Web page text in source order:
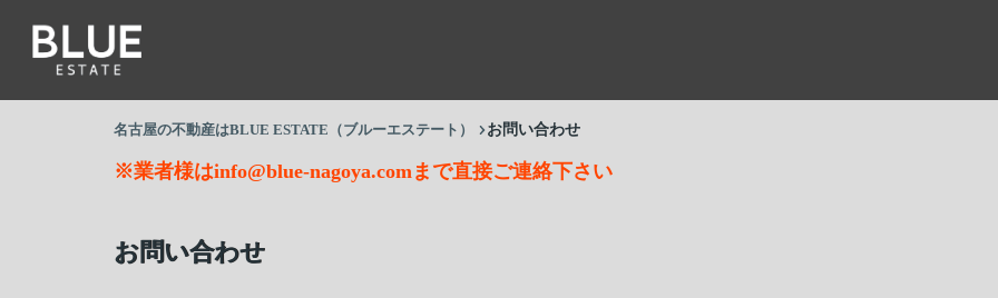
名古屋の不動産はBLUE ESTATE（ブルーエステート） お問い合わせ
※業者様はinfo@blue-nagoya.comまで直接ご連絡下さい
お問い合わせ